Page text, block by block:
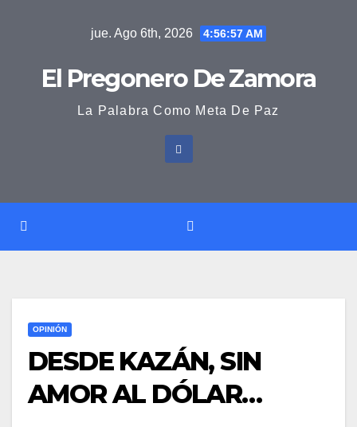
jue. Ago 6th, 2026 4:56:58 AM
El Pregonero De Zamora
La Palabra Como Meta De Paz
OPINIÓN
DESDE KAZÁN, SIN
AMOR AL DÓLAR…